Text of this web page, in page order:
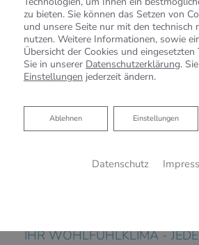
IHR WOHLFÜHLKLIMA -
zu bieten. Sie können das Setzen von
und unsere Seite nur mit den technisch
nutzen. Weitere Informationen, sowie
Übersicht der Cookies und eingesetzten
Sie in unserer Datenschutzerklärung.
Einstellungen jederzeit ändern.
Einstellungen
Ablehnen
Ablehnen
Datenschutz